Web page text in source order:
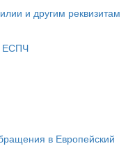
и другим реквизитам
ЕСПЧ
в Европейский